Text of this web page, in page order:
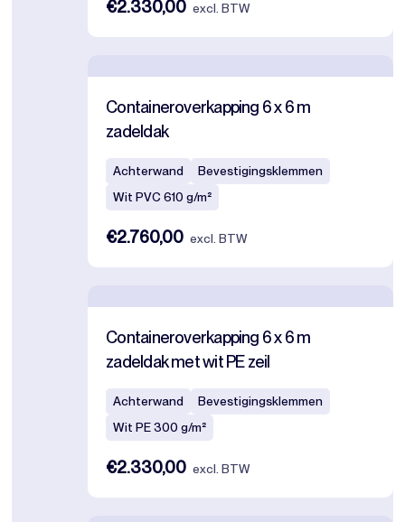
€2.330,00 excl. BTW
Containeroverkapping 6 x 6 m
zadeldak
Achterwand
Bevestigingsklemmen
Wit PVC 610 g/m²
€2.760,00 excl. BTW
Containeroverkapping 6 x 6 m
zadeldak met wit PE zeil
Achterwand
Bevestigingsklemmen
Wit PE 300 g/m²
€2.330,00 excl. BTW